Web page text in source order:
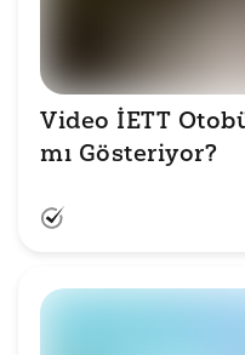
Video İETT
mı Gösteriyor?